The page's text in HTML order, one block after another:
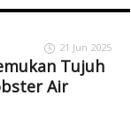
21 Jun 2025
Tujuh
Air